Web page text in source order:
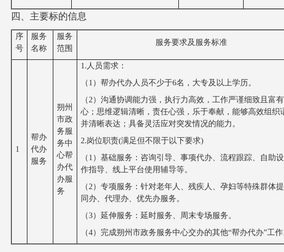
四、主要标的信息
序
号
服务
名称
服务
范围
服务要求及服务标准
1
帮办
代办
服务
朔州
市政
务服
务中
心帮
办代
办服
务
1. 人员需求：
（1）帮办代办人员不少于6名，大专及以上学历。
（2）沟通协调能力强，执行力高效，工作严谨细致且富
心；思维逻辑清晰，责任心强，乐于奉献，能够高效组织
并清晰表达；具备灵活应对突发情况的能力。
2.岗位职责(满足但不限于以下要求)
（1）基础服务：咨询引导、事项代办、流程跟踪、自助
作指导、线上平台使用辅导等。
（2）专项服务：针对老年人、残疾人、孕妇等特殊群体
同办、代理办、优先办服务。
（3）延伸服务：延时服务、周末专场服务。
（4）完成朔州市政务服务中心交办的其他“帮办代办”工作